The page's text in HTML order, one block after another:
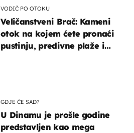
GDJE ĆE SAD?
U Dinamu je prošle godine
predstavljen kao mega
VODIČ PO OTOKU
Veličanstveni Brač: Kameni
otok na kojem ćete pronaći
pustinju, predivne plaže i